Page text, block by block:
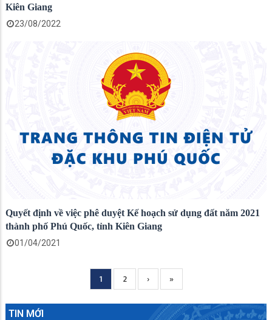
Kiên Giang
23/08/2022
Quyết định về việc phê duyệt Kế hoạch sử dụng đất năm 2021
thành phố Phú Quốc, tỉnh Kiên Giang
01/04/2021
Current
page
1 Page
2
Next
page
›
Trang
cuối
»
TIN MỚI